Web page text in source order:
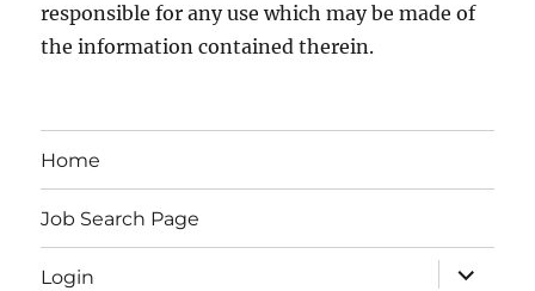
responsible for any use which may be made of
the information contained therein.
Home
Job Search Page
Login expand